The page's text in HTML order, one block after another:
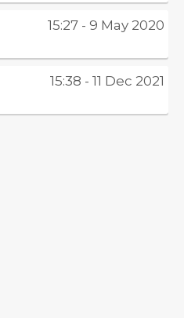
15:27 - 9 May 2020
15:38 - 11 Dec 2021